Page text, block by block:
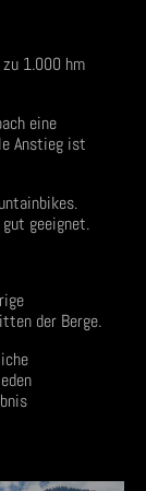
1.000 hm
eine
Anstieg ist
geeignet.
der Berge.